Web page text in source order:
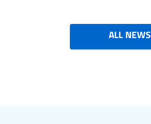
ALL NEWS